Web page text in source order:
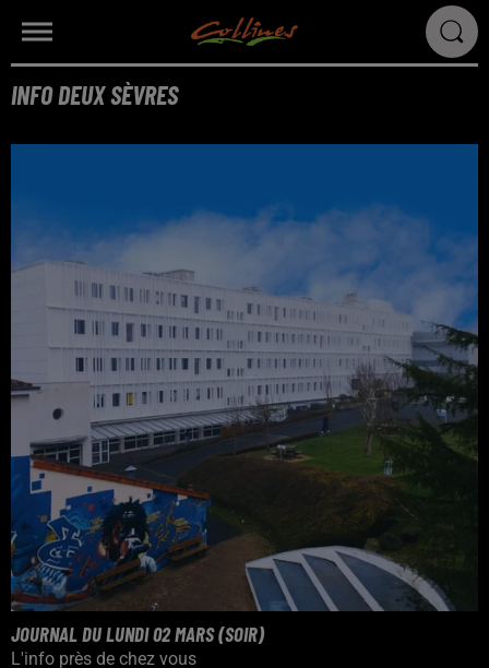
INFO DEUX SÈVRES
JOURNAL DU LUNDI 02 MARS (SOIR)
L'info près de chez vous